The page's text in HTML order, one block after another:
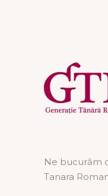
Ne bucurăm
Tanara